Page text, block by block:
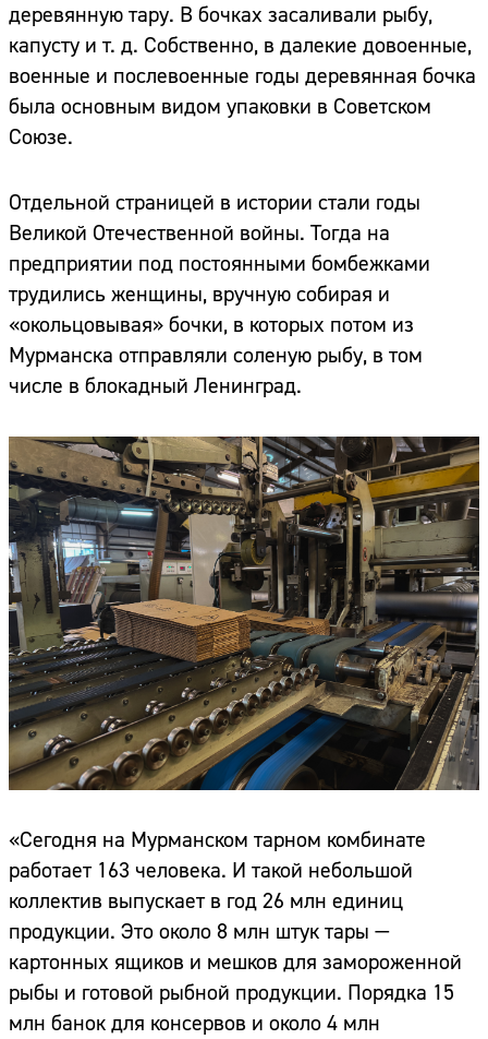
деревянную тару. В бочках засаливали рыбу,
капусту и т. д. Собственно, в далекие довоенные,
военные и послевоенные годы деревянная бочка
была основным видом упаковки в Советском
Союзе.
Отдельной страницей в истории стали годы
Великой Отечественной войны. Тогда на
предприятии под постоянными бомбежками
трудились женщины, вручную собирая и
«окольцовывая» бочки, в которых потом из
Мурманска отправляли соленую рыбу, в том
числе в блокадный Ленинград.
«Сегодня на Мурманском тарном комбинате
работает 163 человека. И такой небольшой
коллектив выпускает в год 26 млн единиц
продукции. Это около 8 млн штук тары —
картонных ящиков и мешков для замороженной
рыбы и готовой рыбной продукции. Порядка 15
млн банок для консервов и около 4 млн